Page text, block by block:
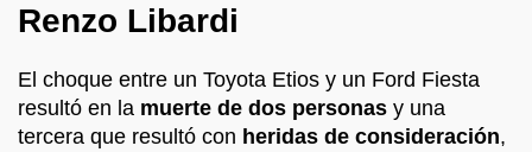
Renzo Libardi
El choque entre un Toyota Etios y un Ford Fiesta
resultó en la muerte de dos personas y una
tercera que resultó con heridas de consideración,